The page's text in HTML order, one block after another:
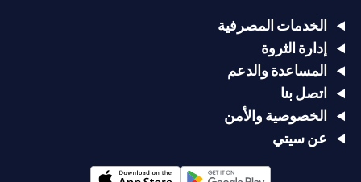
الخدمات المصرفية
إدارة الثروة
المساعدة والدعم
اتصل بنا
الخصوصية والأمن
عن سيتي